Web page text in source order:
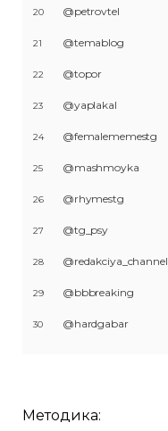
20 @petrovtel
21 @temablog
22 @topor
23 @yaplakal
24 @femalememestg
25 @mashmoyka
26 @rhymestg
27 @tg_psy
28 @redakciya_channel
29 @bbbreaking
30 @hardgabar
Методика: